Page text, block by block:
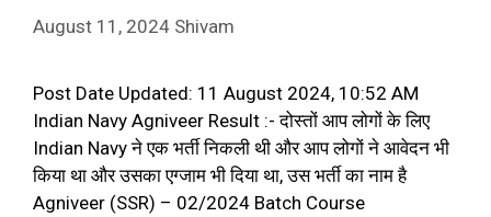
August 11, 2024 Shivam
Post Date Updated: 11 August 2024, 10:52 AM
Indian Navy Agniveer Result :- दोस्तों आप लोगों के लिए
Indian Navy ने एक भर्ती निकली थी और आप लोगों ने आवेदन भी
किया था और उसका एग्जाम भी दिया था, उस भर्ती का नाम है
Agniveer (SSR) – 02/2024 Batch Course